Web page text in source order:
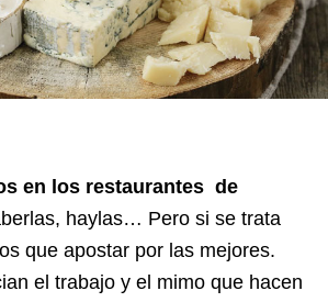
en los restaurantes de
haylas… Pero si se trata
que apostar por las mejores.
el trabajo y el mimo que hacen